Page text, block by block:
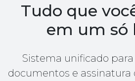
Tudo que
em um só
Sistema unificado para
documentos e